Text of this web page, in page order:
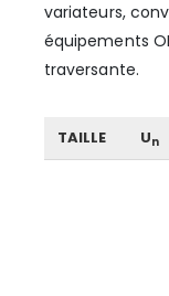
variateurs,
équipements
traversante.
TAILLE Un